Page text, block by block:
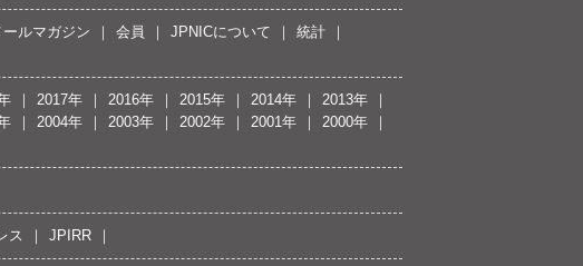
ルマガジン 会員 JPNICについて
統計
2017年 2016年 2015年 2014年
2013年
2004年 2003年 2002年 2001年
2000年
ス JPIRR